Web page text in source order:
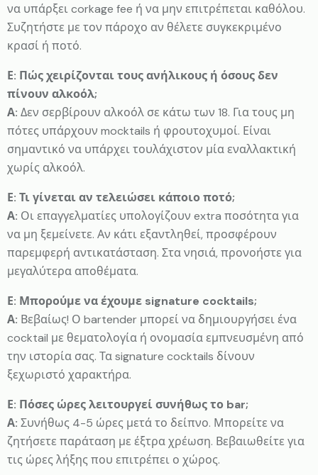
να υπάρξει corkage fee ή να μην επιτρέπεται καθόλου.
Συζητήστε με τον πάροχο αν θέλετε συγκεκριμένο
κρασί ή ποτό.
Ε: Πώς χειρίζονται τους ανήλικους ή όσους δεν
πίνουν αλκοόλ;
Α: Δεν σερβίρουν αλκοόλ σε κάτω των 18. Για τους μη
πότες υπάρχουν mocktails ή φρουτοχυμοί. Είναι
σημαντικό να υπάρχει τουλάχιστον μία εναλλακτική
χωρίς αλκοόλ.
Ε: Τι γίνεται αν τελειώσει κάποιο ποτό;
Α: Οι επαγγελματίες υπολογίζουν extra ποσότητα για
να μη ξεμείνετε. Αν κάτι εξαντληθεί, προσφέρουν
παρεμφερή αντικατάσταση. Στα νησιά, προνοήστε για
μεγαλύτερα αποθέματα.
Ε: Μπορούμε να έχουμε signature cocktails;
Α: Βεβαίως! Ο bartender μπορεί να δημιουργήσει ένα
cocktail με θεματολογία ή ονομασία εμπνευσμένη από
την ιστορία σας. Τα signature cocktails δίνουν
ξεχωριστό χαρακτήρα.
Ε: Πόσες ώρες λειτουργεί συνήθως το bar;
Α: Συνήθως 4-5 ώρες μετά το δείπνο. Μπορείτε να
ζητήσετε παράταση με έξτρα χρέωση. Βεβαιωθείτε για
τις ώρες λήξης που επιτρέπει ο χώρος.